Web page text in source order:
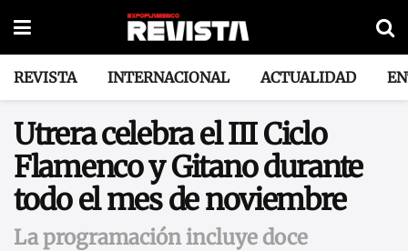
REVISTA INTERNACIONAL ACTUALIDAD
Utrera celebra el III Ciclo
Flamenco y Gitano durante
todo el mes de noviembre
La programación incluye doce